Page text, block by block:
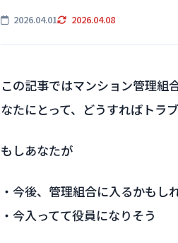
2026.04.01 2026.04.08
この記事ではマンション管理組
なたにとって、どうすればトラ
もしあなたが
・今後、管理組合に入るかもし
・今入ってて役員になりそう